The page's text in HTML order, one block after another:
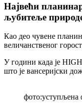
Највећи
љубитеље
Као део чувене
величанственог
У години када је
што је вансеријски
фото:уступљена